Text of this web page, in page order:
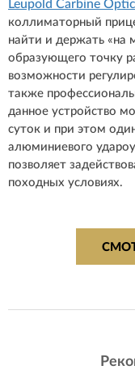
Leupold Carbine
коллиматорный
найти и держать «на
образующего точку
возможности
также
данное устройство
суток и при этом
алюминиевого
позволяет
походных условиях.